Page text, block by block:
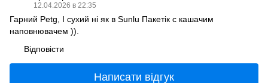
12.04.2026 в 22:35
Гарний Petg, І сухий ні як в Sunlu Пакетік с кашачим
наповнювачем )).
Відповісти
Написати відгук